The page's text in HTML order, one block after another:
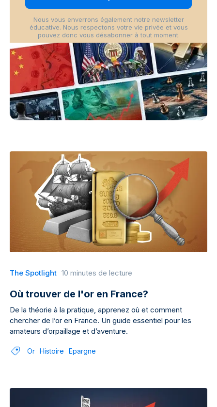
Nous vous enverrons également notre newsletter
éducative. Nous respectons votre vie privée et vous
pouvez donc vous désabonner à tout moment.
The Spotlight 10 minutes de lecture
Où trouver de l'or en France?
De la théorie à la pratique, apprenez où et comment
chercher de l’or en France. Un guide essentiel pour les
amateurs d’orpaillage et d’aventure.
Or Histoire Epargne